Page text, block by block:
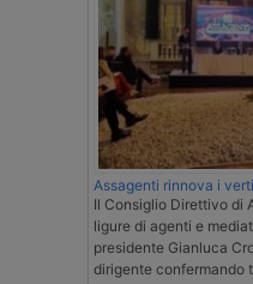
Assagenti rinnova i
Il Consiglio Direttivo di
ligure di agenti e
presidente Gianluca
dirigente confermando